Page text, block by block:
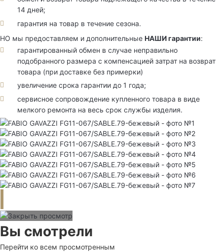
14 дней;
гарантия на товар в течение сезона.
НО мы предоставляем и дополнительные НАШИ гарантии:
гарантированный обмен в случае неправильно
подобранного размера с компенсацией затрат на возврат
товара (при доставке без примерки)
увеличение срока гарантии до 1 года;
сервисное сопровождение купленного товара в виде
мелкого ремонта на весь срок службы изделия.
Вы смотрели
Перейти ко всем просмотренным